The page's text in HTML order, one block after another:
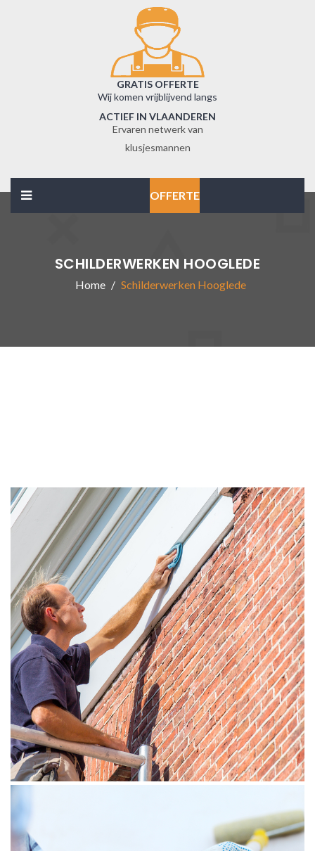
GRATIS OFFERTE
Wij komen vrijblijvend langs
ACTIEF IN VLAANDEREN
Ervaren netwerk van
klusjesmannen
OFFERTE
SCHILDERWERKEN HOOGLEDE
Home Schilderwerken Hooglede